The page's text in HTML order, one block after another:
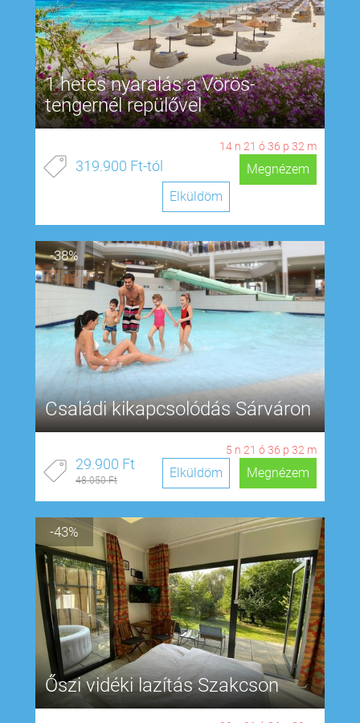
1 hetes nyaralás a Vörös-
tengernél repülővel
14 n 21 ó36 p 31 m
319.900 Ft-tól
Megnézem
Elküldöm
-38%
Családi kikapcsolódás Sárváron
5 n 21 ó36 p 31 m
29.900 Ft
48.050 Ft Megnézem
Elküldöm
-43%
Őszi vidéki lazítás Szakcson